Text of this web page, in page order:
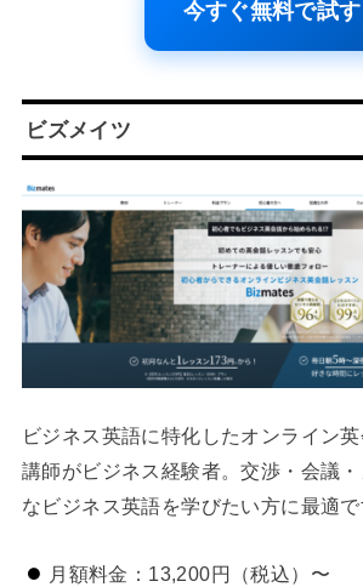
今すぐ無料で試す
ビズメイツ
ビジネス英語に特化したオンライン
講師がビジネス経験者。交渉・会議
なビジネス英語を学びたい方に最適で
月額料金：13,200円（税込）〜